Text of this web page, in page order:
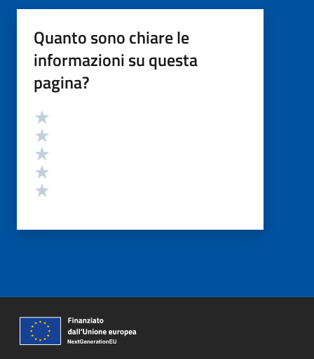
Quanto sono chiare le
informazioni su questa
pagina?
Valutazione